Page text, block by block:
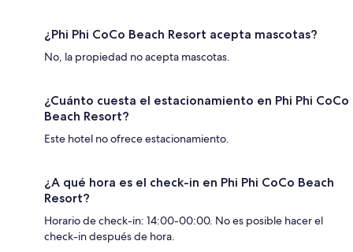
¿Phi Phi CoCo Beach Resort acepta mascotas?
No, la propiedad no acepta mascotas.
¿Cuánto cuesta el estacionamiento en Phi Phi CoCo
Beach Resort?
Este hotel no ofrece estacionamiento.
¿A qué hora es el check-in en Phi Phi CoCo Beach
Resort?
Horario de check-in: 14:00-00:00. No es posible hacer el
check-in después de hora.